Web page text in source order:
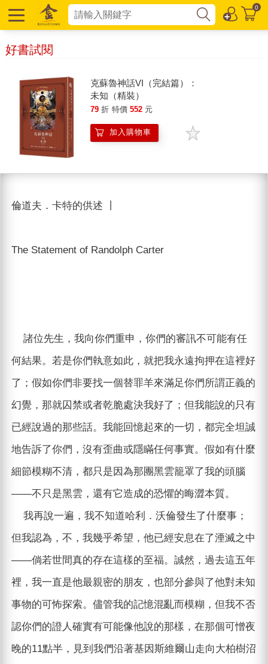
0
好書試閱
克蘇魯神話VI（完結篇）：
未知（精裝）
79 折 特價 552 元
加入購物車
倫道夫．卡特的供述 丨
The Statement of Randolph Carter
諸位先生，我向你們重申，你們的審訊不可能有任
何結果。若是你們執意如此，就把我永遠拘押在這裡好
了；假如你們非要找一個替罪羊來滿足你們所謂正義的
幻覺，那就囚禁或者乾脆處決我好了；但我能說的只有
已經說過的那些話。我能回憶起來的一切，都完全坦誠
地告訴了你們，沒有歪曲或隱瞞任何事實。假如有什麼
細節模糊不清，都只是因為那團黑雲籠罩了我的頭腦
——不只是黑雲，還有它造成的恐懼的晦澀本質。
我再說一遍，我不知道哈利．沃倫發生了什麼事；
但我認為，不，我幾乎希望，他已經安息在了湮滅之中
——倘若世間真的存在這樣的至福。誠然，過去這五年
裡，我一直是他最親密的朋友，也部分參與了他對未知
事物的可怖探索。儘管我的記憶混亂而模糊，但我不否
認你們的證人確實有可能像他說的那樣，在那個可憎夜
晚的11點半，見到我們沿著基因斯維爾山走向大柏樹沼